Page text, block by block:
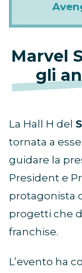
Marvel
gli
La Hall H del
tornata a
guidare la
President e
protagonista
progetti che
franchise.
L’evento ha